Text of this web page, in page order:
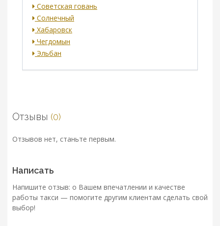
Советская говань
Солнечный
Хабаровск
Чегдомын
Эльбан
Отзывы (0)
Отзывов нет, станьте первым.
Написать
Напишите отзыв: о Вашем впечатлении и качестве
работы такси — помогите другим клиентам сделать свой
выбор!